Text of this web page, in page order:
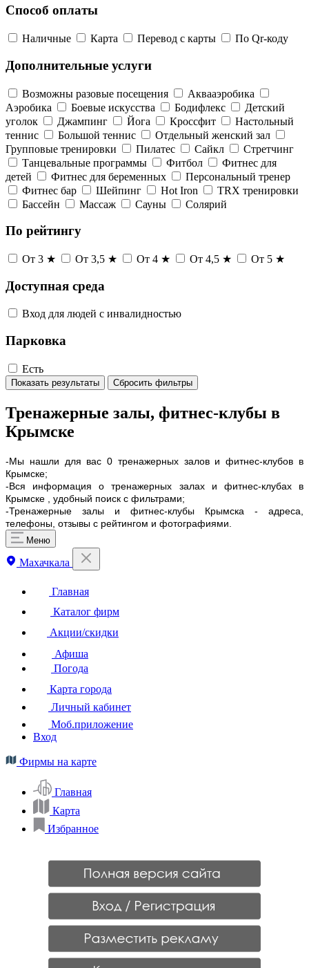
Способ оплаты
Наличные Карта Перевод с карты По Qr-коду
Дополнительные услуги
Возможны разовые посещения
Аквааэробика
Аэробика
Боевые искусства Бодифлекс
Детский
уголок
Джампинг Йога Кроссфит
Настольный
теннис
Большой теннис
Отдельный женский зал
Групповые тренировки
Пилатес Сайкл
Стретчинг
Танцевальные программы
Фитбол
Фитнес для
детей
Фитнес для беременных
Персональный тренер
Фитнес бар
Шейпинг Hot Iron
TRX тренировки
Бассейн
Массаж Сауны Солярий
По рейтингу
От 3 ★ От 3,5 ★ От 4 ★ От 4,5 ★ От 5 ★
Доступная среда
Вход для людей с инвалидностью
Парковка
Есть
Показать результаты Сбросить фильтры
Тренажерные залы, фитнес-клубы в
Крымске
-Мы нашли для вас 0 тренажерных залов и фитнес-клубов в
Крымске;
-Вся информация о тренажерных залах и фитнес-клубах в
Крымске , удобный поиск с фильтрами;
-Тренажерные залы и фитнес-клубы Крымска - адреса,
телефоны, отзывы с рейтингом и фотографиями.
Меню
Махачкала
Главная
Каталог фирм
Акции/скидки
Афиша
Погода
Карта города
Личный кабинет
Моб.приложение
Вход
Фирмы на карте
Главная
Карта
Избранное